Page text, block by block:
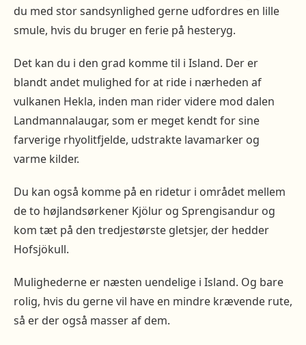
du med stor sandsynlighed gerne udfordres en lille
smule, hvis du bruger en ferie på hesteryg.
Det kan du i den grad komme til i Island. Der er
blandt andet mulighed for at ride i nærheden af
vulkanen Hekla, inden man rider videre mod dalen
Landmannalaugar, som er meget kendt for sine
farverige rhyolitfjelde, udstrakte lavamarker og
varme kilder.
Du kan også komme på en ridetur i området mellem
de to højlandsørkener Kjölur og Sprengisandur og
kom tæt på den tredjestørste gletsjer, der hedder
Hofsjökull.
Mulighederne er næsten uendelige i Island. Og bare
rolig, hvis du gerne vil have en mindre krævende rute,
så er der også masser af dem.